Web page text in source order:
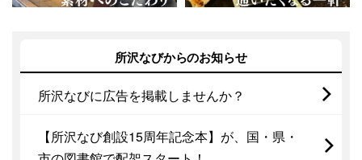
所沢なびからのお知らせ
所沢なびに広告を掲載しませんか？
【所沢なび創設15周年記念本】が、国・県・